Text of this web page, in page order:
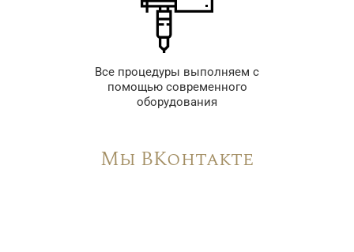
Все процедуры выполняем с
помощью современного
оборудования
Мы ВКонтакте